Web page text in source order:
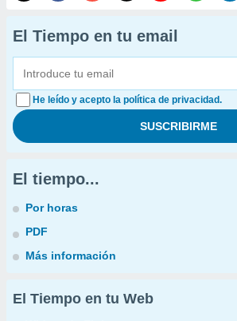
El Tiempo en tu email
He leído y acepto la política de privacidad.
El tiempo...
Por horas
PDF
Más información
El Tiempo en tu Web